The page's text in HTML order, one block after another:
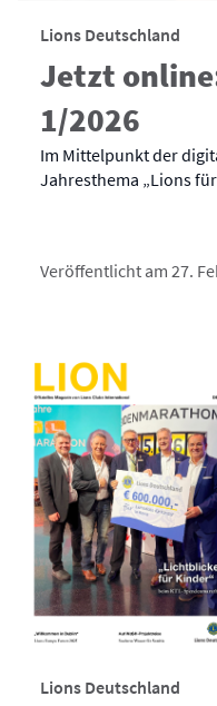
Lions Deutschland
Jetzt
1/2026
Im Mittelpunkt der
Jahresthema „Lions
Veröffentlicht am 27.
Lions Deutschland